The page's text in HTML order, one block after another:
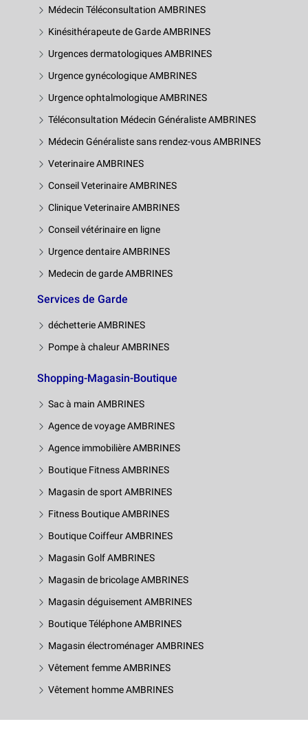
Médecin Téléconsultation AMBRINES
Kinésithérapeute de Garde AMBRINES
Urgences dermatologiques AMBRINES
Urgence gynécologique AMBRINES
Urgence ophtalmologique AMBRINES
Téléconsultation Médecin Généraliste AMBRINES
Médecin Généraliste sans rendez-vous AMBRINES
Veterinaire AMBRINES
Conseil Veterinaire AMBRINES
Clinique Veterinaire AMBRINES
Conseil vétérinaire en ligne
Urgence dentaire AMBRINES
Medecin de garde AMBRINES
Services de Garde
déchetterie AMBRINES
Pompe à chaleur AMBRINES
Shopping-Magasin-Boutique
Sac à main AMBRINES
Agence de voyage AMBRINES
Agence immobilière AMBRINES
Boutique Fitness AMBRINES
Magasin de sport AMBRINES
Fitness Boutique AMBRINES
Boutique Coiffeur AMBRINES
Magasin Golf AMBRINES
Magasin de bricolage AMBRINES
Magasin déguisement AMBRINES
Boutique Téléphone AMBRINES
Magasin électroménager AMBRINES
Vêtement femme AMBRINES
Vêtement homme AMBRINES